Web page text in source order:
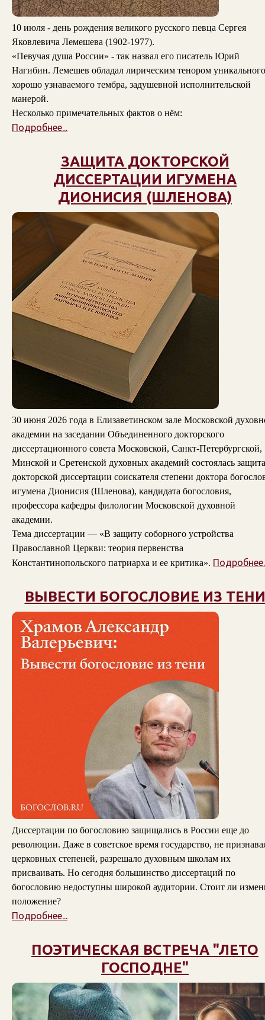
10 июля - день рождения великого русского певца Сергея
Яковлевича Лемешева (1902-1977).
«Певучая душа России» - так назвал его писатель Юрий
Нагибин. Лемешев обладал лирическим тенором
хорошо узнаваемого тембра, задушевной исполнительской
манерой.
Несколько примечательных фактов о нём:
Подробнее...
ЗАЩИТА ДОКТОРСКОЙ
ДИССЕРТАЦИИ ИГУМЕНА
ДИОНИСИЯ (ШЛЕНОВА)
30 июня 2026 года в Елизаветинском зале Московской
академии на заседании Объединенного докторского
диссертационного совета Московской, Санкт-Петербургской,
Минской и Сретенской духовных академий состоялась защита
докторской диссертации соискателя степени доктора
игумена Дионисия (Шленова), кандидата богословия,
профессора кафедры филологии Московской духовной
академии.
Тема диссертации — «В защиту соборного устройства
Православной Церкви: теория первенства
Константинопольского патриарха и ее критика».
ВЫВЕСТИ БОГОСЛОВИЕ ИЗ ТЕНИ
Диссертации по богословию защищались в России еще до
революции. Даже в советское время государство, не
церковных степеней, разрешало духовным школам их
присваивать. Но сегодня большинство диссертаций по
богословию недоступны широкой аудитории. Стоит ли
положение?
Подробнее...
ПОЭТИЧЕСКАЯ ВСТРЕЧА "ЛЕТО
ГОСПОДНЕ"